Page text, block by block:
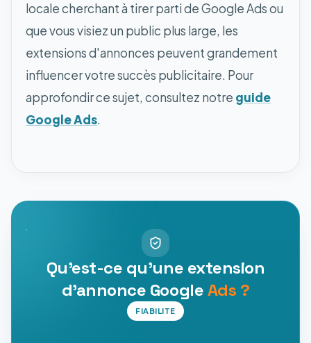
locale cherchant à tirer parti de Google Ads ou
que vous visiez un public plus large, les
extensions d'annonces peuvent grandement
influencer votre succès publicitaire. Pour
approfondir ce sujet, consultez notre guide
Google Ads.
Qu'est-ce qu'une extension
d'annonce GoogleAds ?
FIABILITE